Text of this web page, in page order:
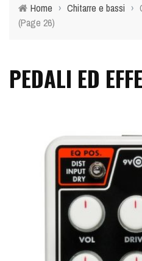
Home › Chitarre e bassi ›
(Page 26)
PEDALI ED